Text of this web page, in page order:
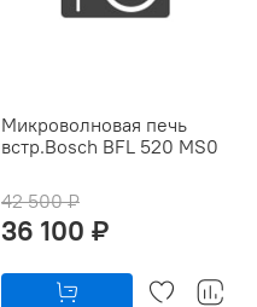
Микроволновая печь
встр.Bosch BFL 520 MS0
42 500 ₽
36 100 ₽